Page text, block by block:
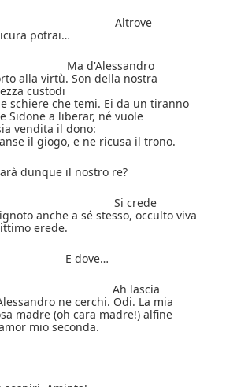
Altrove
potrai…
Ma d'Alessandro
alla virtù. Son della nostra
custodi
schiere che temi. Ei da un tiranno
Sidone a liberar, né vuole
vendita il dono:
il giogo, e ne ricusa il trono.
dunque il nostro re?
Si crede
anche a sé stesso, occulto viva
erede.
E dove…
Ah lascia
ne cerchi. Odi. La mia
madre (oh cara madre!) alfine
mio seconda.